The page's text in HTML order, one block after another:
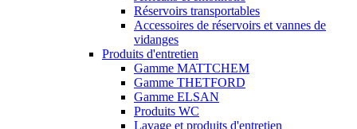
Réservoirs transportables
Accessoires de réservoirs et vannes de
vidanges
Produits d'entretien
Gamme MATTCHEM
Gamme THETFORD
Gamme ELSAN
Produits WC
Lavage et produits d'entretien